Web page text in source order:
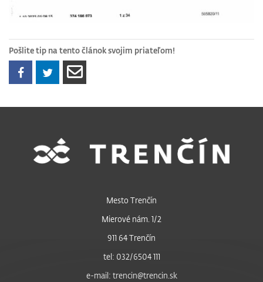
Pošlite tip na tento článok svojim priateľom!
Mesto Trenčín
Mierové nám. 1/2
911 64 Trenčín
tel: 032/6504 111
e-mail: trencin@trencin.sk